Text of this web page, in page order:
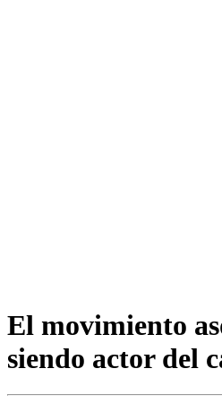
El movimiento
siendo actor del